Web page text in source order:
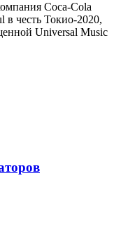
Coca-Cola
честь Токио-2020,
Universal Music